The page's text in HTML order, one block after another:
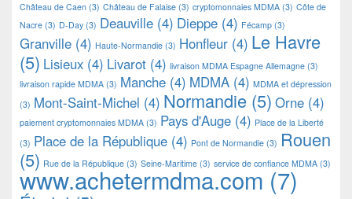
Château de Caen (3) Château de Falaise (3) cryptomonnaies MDMA (3) Côte de
Nacre (3) D-Day (3) Deauville (4) Dieppe (4) Fécamp (3)
Granville (4) Haute-Normandie (3) Honfleur (4) Le Havre
(5) Lisieux (4) Livarot (4) livraison MDMA Espagne Allemagne (3)
livraison rapide MDMA (3) Manche (4) MDMA (4) MDMA et dépression
(3) Mont-Saint-Michel (4) Normandie (5) Orne (4)
paiement cryptomonnaies MDMA (3) Pays d'Auge (4) Place de la Liberté
(3) Place de la République (4) Pont de Normandie (3) Rouen
(5) Rue de la République (3) Seine-Maritime (3) service de confiance MDMA (3)
www.achetermdma.com (7)